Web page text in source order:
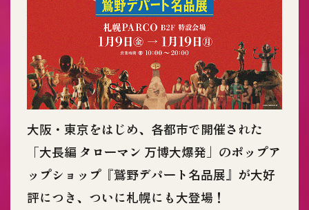
大阪・東京をはじめ、各都市で開催された
「大長編 タローマン 万博大爆発」のポップア
ップショップ『鷲野デパート名品展』が大好
評につき、ついに札幌にも大登場！